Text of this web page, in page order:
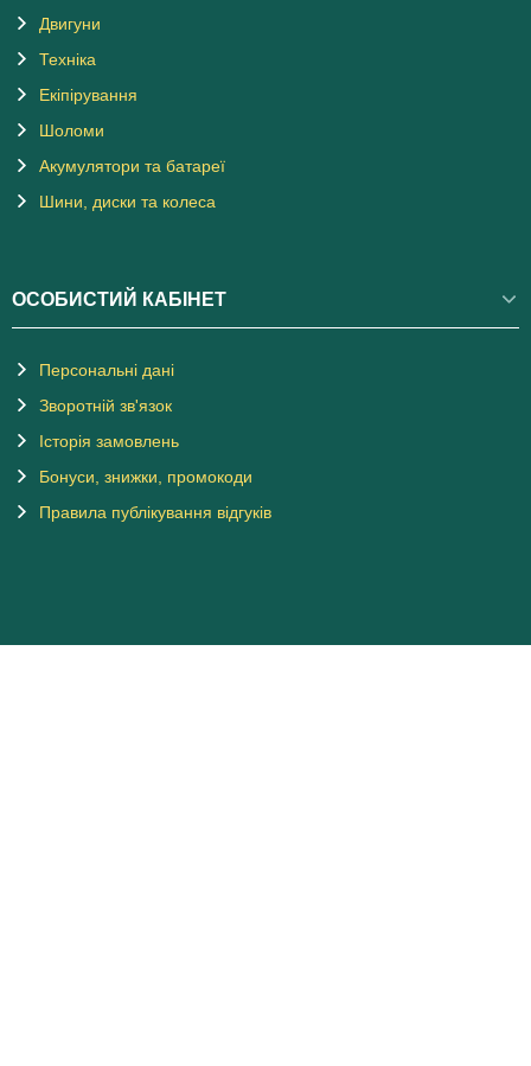
Двигуни
Техніка
Екіпірування
Шоломи
Акумулятори та батареї
Шини, диски та колеса
ОСОБИСТИЙ КАБІНЕТ
Персональні дані
Зворотній зв'язок
Історія замовлень
Бонуси, знижки, промокоди
Правила публікування відгуків